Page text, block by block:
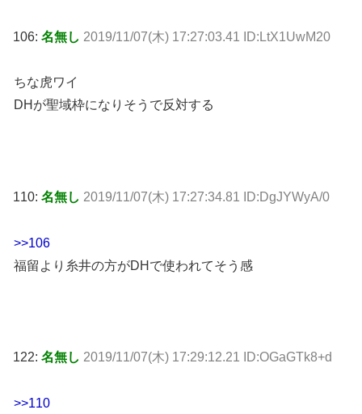
106: 名無し 2019/11/07(木) 17:27:03.41 ID:LtX1UwM20
ちな虎ワイ
DHが聖域枠になりそうで反対する
110: 名無し 2019/11/07(木) 17:27:34.81 ID:DgJYWyA/0
>>106
福留より糸井の方がDHで使われてそう感
122: 名無し 2019/11/07(木) 17:29:12.21 ID:OGaGTk8+d
>>110